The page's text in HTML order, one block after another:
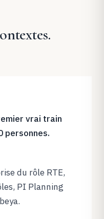
vrai train
personnes.
du rôle RTE,
PI Planning